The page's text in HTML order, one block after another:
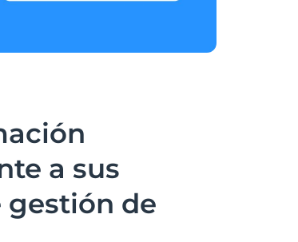
a sus
gestión de